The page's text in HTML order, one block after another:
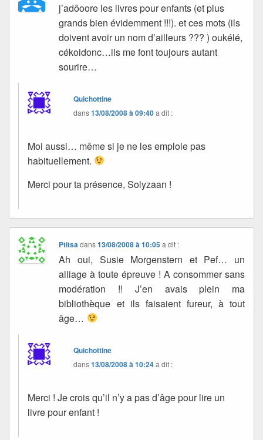
j’adôoore les livres pour enfants (et plus
grands bien évidemment !!!). et ces mots (ils
doivent avoir un nom d’ailleurs ??? ) oukélé,
cékoidonc…ils me font toujours autant
sourire…
Quichottine
dans13/08/2008 à 09:40a dit :
Moi aussi… même si je ne les emploie pas
habituellement.
Merci pour ta présence, Solyzaan !
Ptitsadans13/08/2008 à 10:05 a dit :
Ah oui, Susie Morgenstern et Pef… un
alliage à toute épreuve ! A consommer sans
modération !! J’en avais plein ma
bibliothèque et ils faisaient fureur, à tout
âge…
Quichottine
dans13/08/2008 à 10:24a dit :
Merci ! Je crois qu’il n’y a pas d’âge pour lire un
livre pour enfant !